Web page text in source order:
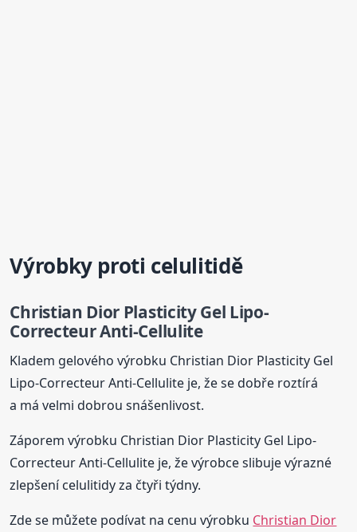
Výrobky proti celulitidě
Christian Dior Plasticity Gel Lipo-
Correcteur Anti-Cellulite
Kladem gelového výrobku Christian Dior Plasticity Gel
Lipo-Correcteur Anti-Cellulite je, že se dobře roztírá
a má velmi dobrou snášenlivost.
Záporem výrobku Christian Dior Plasticity Gel Lipo-
Correcteur Anti-Cellulite je, že výrobce slibuje výrazné
zlepšení celulitidy za čtyři týdny.
Zde se můžete podívat na cenu výrobku Christian Dior